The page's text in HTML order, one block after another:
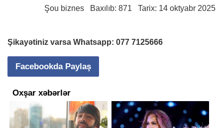
Şou biznes Baxılıb: 871 Tarix: 14 oktyabr 2025
Şikayətiniz varsa Whatsapp: 077 7125666
Facebookda Paylaş
Oxşar xəbərlər